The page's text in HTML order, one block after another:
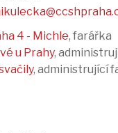
4 - Michle, farářka
u Prahy,
, administrující